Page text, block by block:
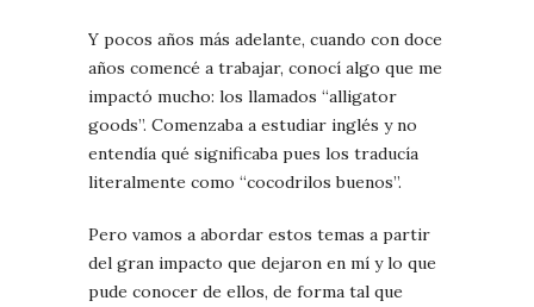
Y pocos años más adelante, cuando con doce
años comencé a trabajar, conocí algo que me
impactó mucho: los llamados “alligator
goods”. Comenzaba a estudiar inglés y no
entendía qué significaba pues los traducía
literalmente como “cocodrilos buenos”.
Pero vamos a abordar estos temas a partir
del gran impacto que dejaron en mí y lo que
pude conocer de ellos, de forma tal que